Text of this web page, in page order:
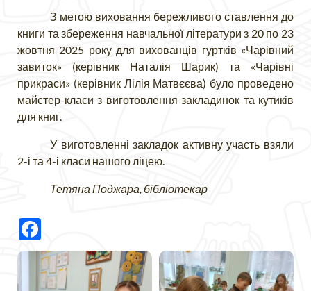
З метою виховання бережливого ставлення до
книги та збереження навчальної літератури з 20 по 23
жовтня 2025 року для вихованців гуртків «Чарівний
завиток» (керівник Наталія Шарик) та «Чарівні
прикраси» (керівник Лілія Матвєєва) було проведено
майстер-класи з виготовлення закладинок та кутиків
для книг.
У виготовленні закладок активну участь взяли
2-і та 4-і класи нашого ліцею.
Тетяна Поджара, бібліотекар